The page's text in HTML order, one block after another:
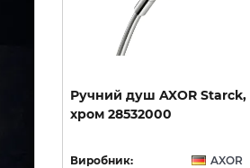
Ручний душ AXOR Starck,
хром 28532000
Виробник:
AXOR